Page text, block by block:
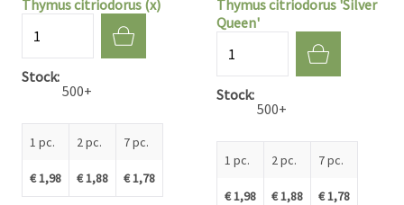
Thymus citriodorus (x)
Stock
500+
1 pc.
€ 1,98
2 pc.
€ 1,88
7 pc.
€ 1,78
Thymus citriodorus 'Silver
Queen'
Stock
500+
1 pc.
€ 1,98
2 pc.
€ 1,88
7 pc.
€ 1,78